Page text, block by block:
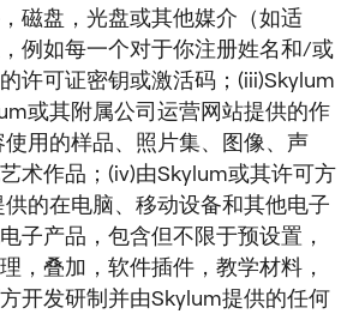
磁盘，光盘或其他媒介（如适
例如每一个对于你注册姓名和/或
许可证密钥或激活码；(iii)Skylum
或其附属公司运营网站提供的作
用的样品、照片集、图像、声
术作品；(iv)由Skylum或其许可方
的在电脑、移动设备和其他电子
子产品，包含但不限于预设置，
，叠加，软件插件，教学材料，
开发研制并由Skylum提供的任何